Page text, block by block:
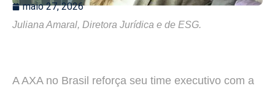
maio 27, 2026
Juliana Amaral, Diretora Jurídica e de ESG.
A AXA no Brasil reforça seu time executivo com a